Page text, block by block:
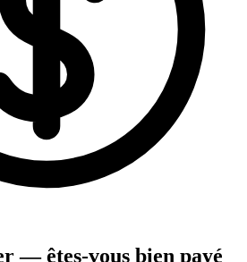
— êtes-vous bien payé